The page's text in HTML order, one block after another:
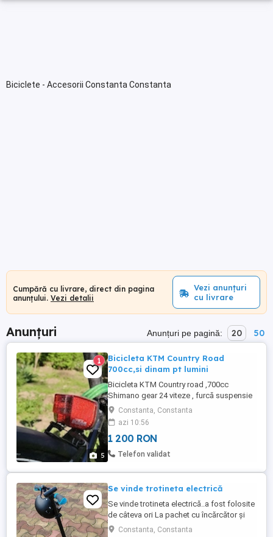
Biciclete - Accesorii Constanta Constanta
Cumpără cu livrare, direct din pagina
anunțului. Vezi detalii
Vezi anunțuri
cu livrare
Anunțuri Anunțuri pe pagină: 20 50
5
1
Bicicleta KTM Country Road
700cc,si dinam pt lumini
Bicicleta KTM Country road ,700cc
Shimano gear 24 viteze , furcă suspensie
Se Suntour, Dinam Shimano, Stare foarte
buna.
Constanta, Constanta
azi 10:56
1 200 RON
Telefon validat
Se vinde trotineta electrică
Se vinde trotineta electrică..a fost folosite
de câteva ori La pachet cu încărcător și
casca noua.
Constanta, Constanta